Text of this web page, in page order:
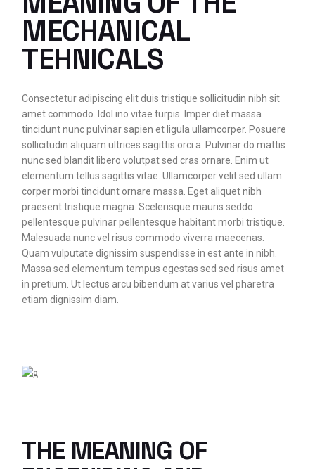
MECHANICAL
TEHNICALS
Consectetur adipiscing elit duis tristique sollicitudin nibh sit
amet commodo. Idol ino vitae turpis. Imper diet massa
tincidunt nunc pulvinar sapien et ligula ullamcorper. Posuere
sollicitudin aliquam ultrices sagittis orci a. Pulvinar do mattis
nunc sed blandit libero volutpat sed cras ornare. Enim ut
elementum tellus sagittis vitae. Ullamcorper velit sed ullam
corper morbi tincidunt ornare massa. Eget aliquet nibh
praesent tristique magna. Scelerisque mauris seddo
pellentesque pulvinar pellentesque habitant morbi tristique.
Malesuada nunc vel risus commodo viverra maecenas.
Quam vulputate dignissim suspendisse in est ante in nibh.
Massa sed elementum tempus egestas sed sed risus amet
in pretium. Ut lectus arcu bibendum at varius vel pharetra
etiam dignissim diam.
THE MEANING OF